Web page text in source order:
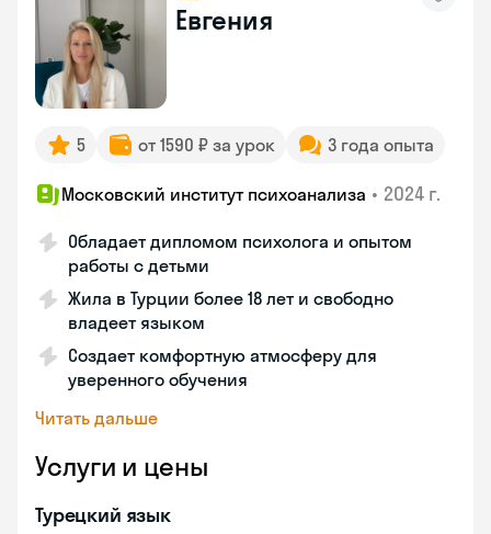
Евгения
5 от 1590 ₽ за урок 3 года опыта
Московский институт психоанализа • 2024 г.
Обладает дипломом психолога и опытом
работы с детьми
Жила в Турции более 18 лет и свободно
владеет языком
Создает комфортную атмосферу для
уверенного обучения
Читать дальше
Услуги и цены
Турецкий язык